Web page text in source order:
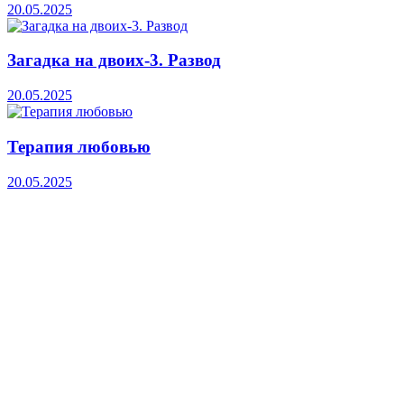
20.05.2025
Загадка на двоих-3. Развод
20.05.2025
Терапия любовью
20.05.2025